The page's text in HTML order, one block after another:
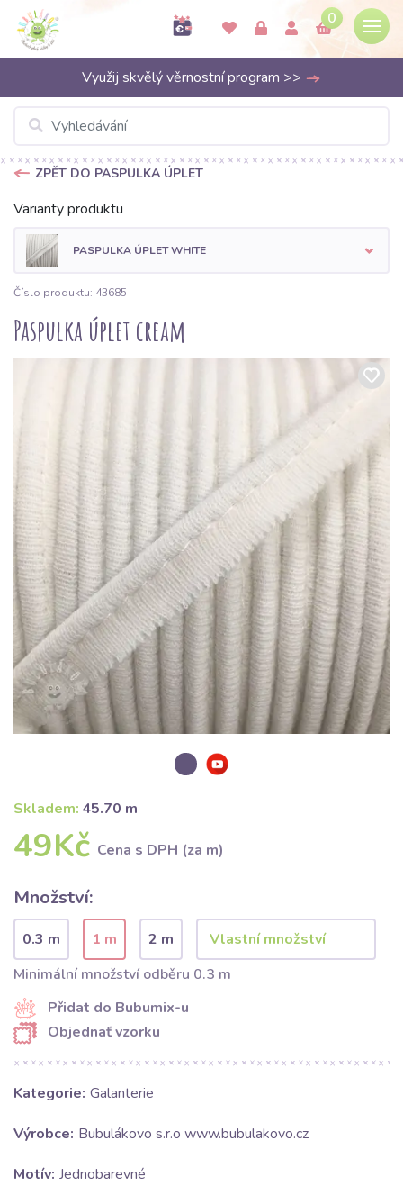
0
Využij skvělý věrnostní program >>
ZPĚT DO PASPULKA ÚPLET
Varianty produktu
PASPULKA ÚPLET WHITE
Číslo produktu: 43685
Paspulka úplet cream
Skladem: 45.70 m
49Kč Cena s DPH (za m)
Množství:
0.3 m 1 m
2 m
Minimální množství odběru 0.3 m
Přidat do Bubumix-u
Objednať vzorku
Kategorie: Galanterie
Výrobce: Bubulákovo s.r.o www.bubulakovo.cz
Motív: Jednobarevné